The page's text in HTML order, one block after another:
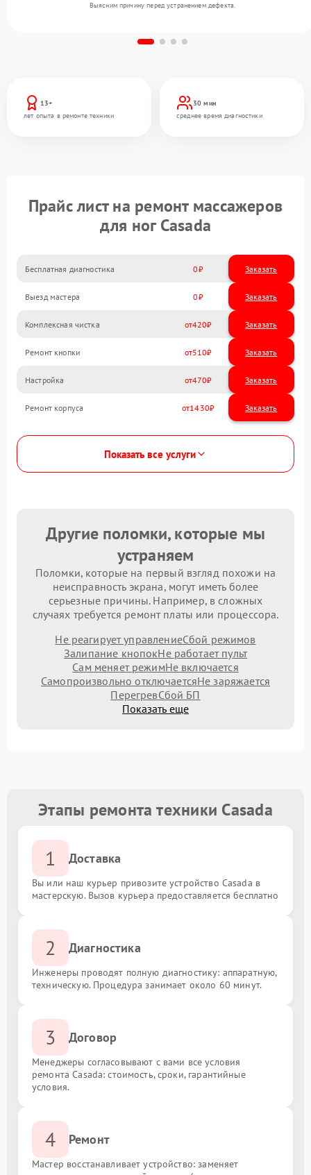
13+
лет опыта в ремонте техники
30 мин
среднее время диагностики
Выясним причину перед устранением дефекта.
Прайс лист на ремонт массажеров
для ног Casada
Бесплатная диагностика 0 Заказать
Выезд мастера 0 Заказать
Комплексная чистка 420
Ремонт кнопки 510
Настройка 470
Ремонт корпуса 1430
Показать все услуги
Другие поломки, которые мы
устраняем
Поломки, которые на первый взгляд похожи на
неисправность экрана, могут иметь более
серьезные причины. Например, в сложных
случаях требуется ремонт платы или процессора.
Не реагирует управлениеСбой режимов
Залипание кнопокНе работает пульт
Сам меняет режимНе включается
Самопроизвольно отключаетсяНе заряжается
ПерегревСбой БП
Показать еще
Этапы ремонта техники Casada
1 Доставка
Вы или наш курьер привозите устройство Casada в
мастерскую. Вызов курьера предоставляется бесплатно
2 Диагностика
Инженеры проводят полную диагностику: аппаратную,
техническую. Процедура занимает около 60 минут.
3 Договор
Менеджеры согласовывают с вами все условия
ремонта Casada: стоимость, сроки, гарантийные
условия.
4 Ремонт
Мастер восстанавливает устройство: заменяет